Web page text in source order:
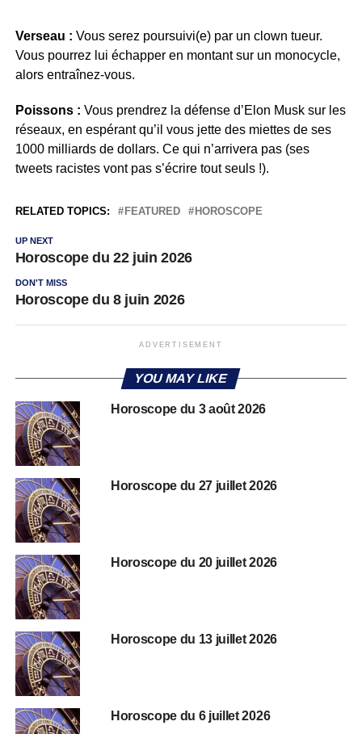
Verseau : Vous serez poursuivi(e) par un clown tueur.
Vous pourrez lui échapper en montant sur un monocycle,
alors entraînez-vous.
Poissons : Vous prendrez la défense d’Elon Musk sur les
réseaux, en espérant qu’il vous jette des miettes de ses
1000 milliards de dollars. Ce qui n’arrivera pas (ses
tweets racistes vont pas s’écrire tout seuls !).
RELATED TOPICS: FEATURED HOROSCOPE
UP NEXT
Horoscope du 22 juin 2026
DON'T MISS
Horoscope du 8 juin 2026
ADVERTISEMENT
YOU MAY LIKE
Horoscope du 3 août 2026
Horoscope du 27 juillet 2026
Horoscope du 20 juillet 2026
Horoscope du 13 juillet 2026
Horoscope du 6 juillet 2026